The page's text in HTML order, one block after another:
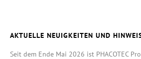
AKTUELLE NEUIGKEITEN UND
Seit dem Ende Mai 2026 ist PHACOTEC